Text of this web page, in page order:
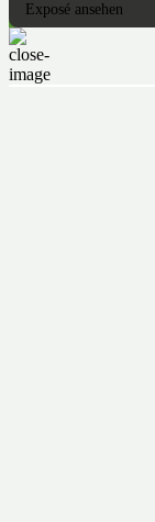
Exposé ansehen